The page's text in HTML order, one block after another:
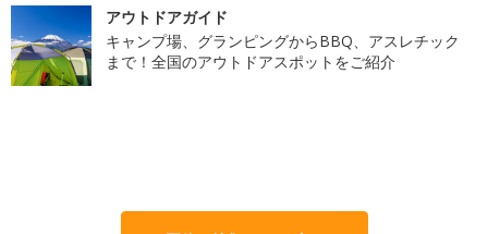
アウトドアガイド
キャンプ場、グランピングからBBQ、アスレチック
まで！全国のアウトドアスポットをご紹介